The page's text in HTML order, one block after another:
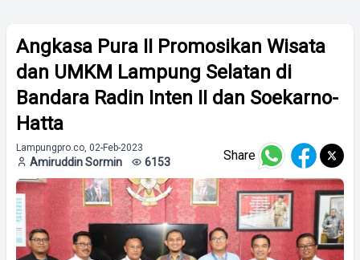
Angkasa Pura II Promosikan Wisata
dan UMKM Lampung Selatan di
Bandara Radin Inten II dan Soekarno-
Hatta
Lampungpro.co, 02-Feb-2023
Amiruddin Sormin 6153 Share